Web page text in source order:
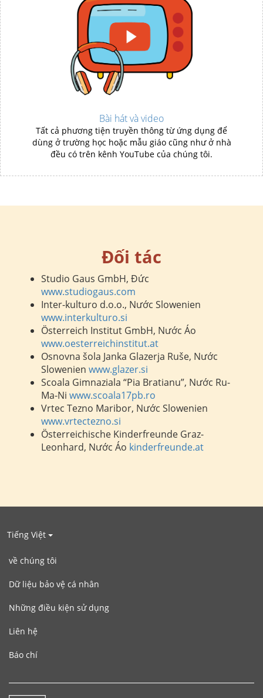
Bài hát và video
Tất cả phương tiện truyền thông từ ứng dụng để
dùng ở trường học hoặc mẫu giáo cũng như ở nhà
đều có trên kênh YouTube của chúng tôi.
Đối tác
Studio Gaus GmbH, Đức
www.studiogaus.com
Inter-kulturo d.o.o., Nước Slowenien
www.interkulturo.si
Österreich Institut GmbH, Nước Áo
www.oesterreichinstitut.at
Osnovna šola Janka Glazerja Ruše, Nước
Slowenien www.glazer.si
Scoala Gimnaziala “Pia Bratianu”, Nước Ru-
Ma-Ni www.scoala17pb.ro
Vrtec Tezno Maribor, Nước Slowenien
www.vrtectezno.si
Österreichische Kinderfreunde Graz-
Leonhard, Nước Áo kinderfreunde.at
Tiếng Việt
về chúng tôi
Dữ liệu bảo vệ cá nhân
Những điều kiện sử dụng
Liên hệ
Báo chí